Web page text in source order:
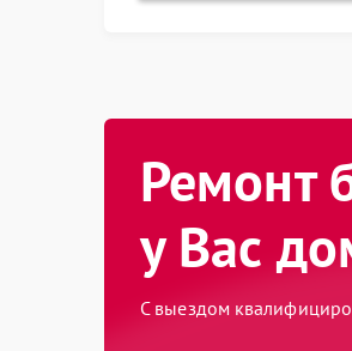
Ремонт
у Вас
С выездом